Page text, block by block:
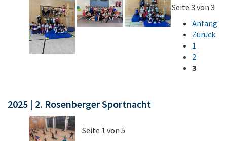
Seite 3 von 3
Anfang
Zurück
1
2
3
2025 | 2. Rosenberger Sportnacht
Seite 1 von 5